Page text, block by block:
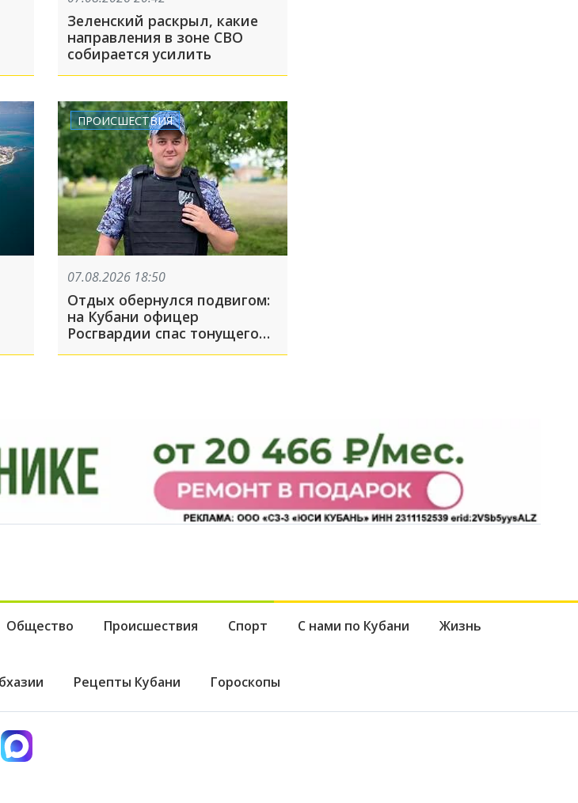
Зеленский раскрыл, какие
направления в зоне СВО
собирается усилить
ПРОИСШЕСТВИЯ
07.08.2026 18:50
Отдых обернулся подвигом:
на Кубани офицер
Росгвардии спас тонущего
мальчика на Должанской
Общество Происшествия Спорт С нами по Кубани Жизнь
Рецепты Кубани Гороскопы